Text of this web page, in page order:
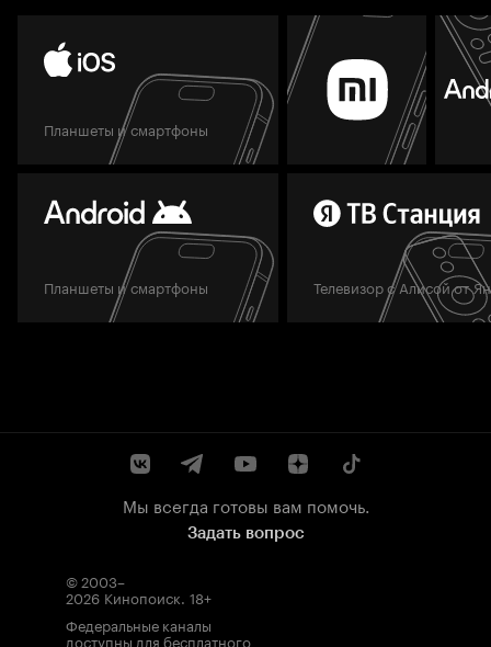
Планшеты и смартфоны
Планшеты и смартфоны Телевизор с Алисой от
Мы всегда готовы вам помочь.
Задать вопрос
© 2003–
2026 Кинопоиск 18+
Федеральные каналы
доступны для бесплатного